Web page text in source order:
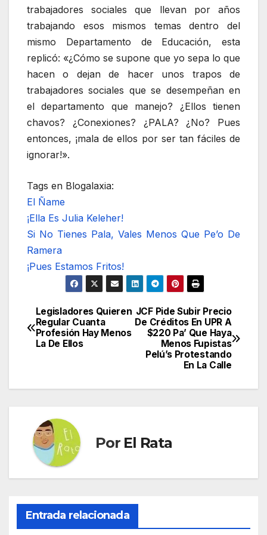
trabajadores sociales que llevan por años
trabajando esos mismos temas dentro del
mismo Departamento de Educación, esta
replicó: «¿Cómo se supone que yo sepa lo que
hacen o dejan de hacer unos trapos de
trabajadores sociales que se desempeñan en
el departamento que manejo? ¿Ellos tienen
chavos? ¿Conexiones? ¿PALA? ¿No? Pues
entonces, ¡mala de ellos por ser tan fáciles de
ignorar!».
Tags en Blogalaxia:
El Ñame
¡Ella Es Julia Keleher!
Si No Tienes Pala, Vales Menos Que Pe’o De
Ramera
¡Pues Estamos Fritos!
Navegación
de
JCF Pide Subir Precio
De Créditos En UPR A
$220 Pa’ Que Haya
Menos Fupistas
Pelú’s Protestando
En La Calle
Legisladores Quieren
Regular Cuanta
Profesión Hay Menos
La De Ellos
Por El Rata
Entrada relacionada